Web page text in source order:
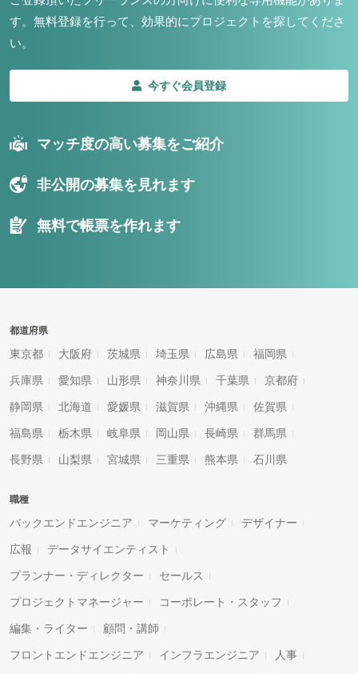
す。 無料登録を行って、効果的にプロジェクトを探してくださ
い。
今すぐ会員登録
マッチ度の高い募集をご紹介
非公開の募集を見れます
無料で帳票を作れます
都道府県
東京都 大阪府 茨城県 埼玉県 広島県 福岡県
兵庫県 愛知県 山形県 神奈川県 千葉県 京都府
静岡県 北海道 愛媛県 滋賀県 沖縄県 佐賀県
福島県 栃木県 岐阜県 岡山県 長崎県 群馬県
長野県 山梨県 宮城県 三重県 熊本県 石川県
職種
バックエンドエンジニア マーケティング デザイナー
広報 データサイエンティスト
プランナー・ディレクター セールス
プロジェクトマネージャー コーポレート・スタッフ
編集・ライター 顧問・講師
フロントエンドエンジニア インフラエンジニア 人事